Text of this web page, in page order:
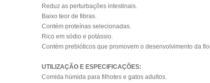
Reduz as perturbações intestinais.
Baixo teor de fibras.
Contém proteínas selecionadas.
Rico em sódio e potássio.
Contém prebióticos que promovem o desenvolvimento da
UTILIZAÇÃO E ESPECIFICAÇÕES:
Comida húmida para filhotes e gatos adultos.